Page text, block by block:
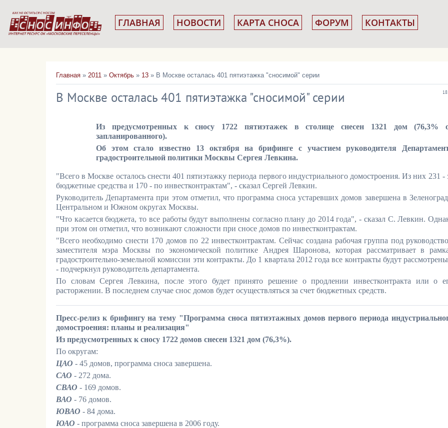
ГЛАВНАЯ НОВОСТИ КАРТА СНОСА ФОРУМ КОНТАКТЫ
Главная » 2011 » Октябрь » 13 » В Москве осталась 401 пятиэтажка "сносимой" серии
В Москве осталась 401 пятиэтажка "сносимой" серии
Из предусмотренных к сносу 1722 пятиэтажек в столице снесен 1321 дом (76,3%
запланированного).
Об этом стало известно 13 октября на брифинге с участием руководителя
градостроительной политики Москвы Сергея Левкина.
"Всего в Москве осталось снести 401 пятиэтажку периода первого индустриального домостроения. Из них 231 -
бюджетные средства и 170 - по инвестконтрактам", - сказал Сергей Левкин.
Руководитель Департамента при этом отметил, что программа сноса устаревших домов завершена в
Центральном и Южном округах Москвы.
"Что касается бюджета, то все работы будут выполнены согласно плану до 2014 года", - сказал С. Левкин.
при этом он отметил, что возникают сложности при сносе домов по инвестконтрактам.
"Всего необходимо снести 170 домов по 22 инвестконтрактам. Сейчас создана рабочая группа под
заместителя мэра Москвы по экономической политике Андрея Шаронова, которая рассматривает в
градостроительно-земельной комиссии эти контракты. До 1 квартала 2012 года все контракты будут
- подчеркнул руководитель департамента.
По словам Сергея Левкина, после этого будет принято решение о продлении инвестконтракта или о
расторжении. В последнем случае снос домов будет осуществляться за счет бюджетных средств.
Пресс-релиз к брифингу на тему "Программа сноса пятиэтажных домов первого периода
домостроения: планы и реализация"
Из предусмотренных к сносу 1722 домов снесен 1321 дом (76,3%).
По округам:
ЦАО - 45 домов, программа сноса завершена.
САО - 272 дома.
СВАО - 169 домов.
ВАО - 76 домов.
ЮВАО - 84 дома.
ЮАО - программа сноса завершена в 2006 году.